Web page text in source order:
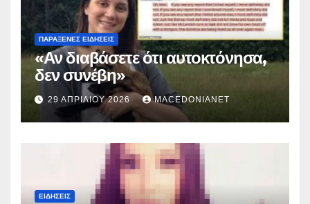
ΠΑΡΆΞΕΝΕΣ ΕΙΔΉΣΕΙΣ
«Αν διαβάσετε ότι αυτοκτόνησα,
δεν συνέβη»
29 ΑΠΡΙΛΊΟΥ 2026 MACEDONIANET
ΕΙΔΉΣΕΙΣ